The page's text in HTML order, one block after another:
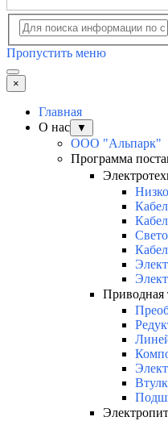
Пропустить меню
×
Главная
О нас
▼
ООО "Альпарк"
Программа
Приводная